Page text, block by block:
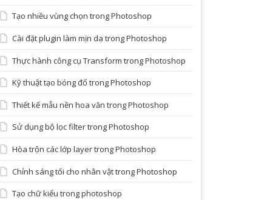
Tạo nhiều vùng chọn trong Photoshop
Cài đặt plugin làm mịn da trong Photoshop
Thực hành công cụ Transform trong Photoshop
Kỹ thuật tạo bóng đổ trong Photoshop
Thiết kế mẫu nền hoa văn trong Photoshop
Sử dụng bộ lọc filter trong Photoshop
Hòa trộn các lớp layer trong Photoshop
Chỉnh sáng tối cho nhân vật trong Photoshop
Tạo chữ kiểu trong photoshop